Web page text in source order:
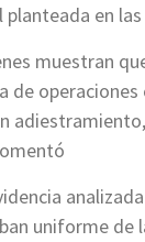
en
muestran
de
uniforme de